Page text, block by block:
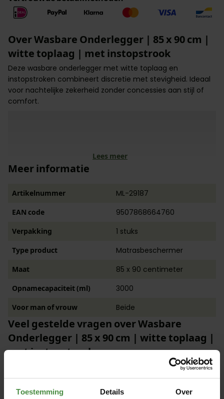
Toestemming Details Over
Over Wasbare Onderlegger | 85 x 90 cm |
witte toplaag | met instopstrook
Deze wasbare onderlegger met witte toplaag en
instopstroken combineert discretie met stevigheid. Ideaal
voor nachtelijke zekerheid zonder concessies aan stijl of
comfort.
Wasbaar en herbruikbaar – bespaar kosten én afval.
Lees meer
Meer informatie
Artikelnummer
ML-29187
EAN code
9507868664760
Verpakking
1 stuks
Type product
Matrasbeschermer
Maat
85 x 90 centimeter
Opnamecapaciteit (ml)
3000
Voor man of vrouw
Beide
Veel gestelde vragen over Wasbare
Onderlegger | 85 x 90 cm | witte toplaag |
met instopstrook
Wat zijn de levertijden voor dit product?